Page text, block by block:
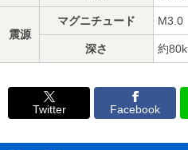
震源
マグニチュード M3.0
深さ 約
Twitter Facebook